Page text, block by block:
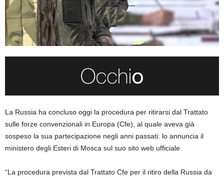
La Russia ha concluso oggi la procedura per ritirarsi dal Trattato
sulle forze convenzionali in Europa (Cfe), al quale aveva già
sospeso la sua partecipazione negli anni passati: lo annuncia il
ministero degli Esteri di Mosca sul suo sito web ufficiale.
“La procedura prevista dal Trattato Cfe per il ritiro della Russia da